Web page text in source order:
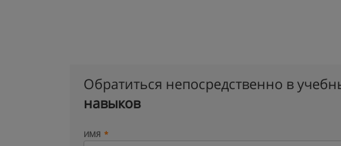
Обратиться непосредственно в
навыков
ИМЯ